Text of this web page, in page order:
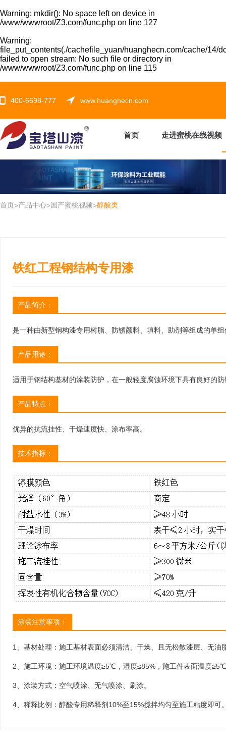
Warning: mkdir(): No space left on device in
/www/wwwroot/Z3.com/func.php on line 127
Warning:
file_put_contents(./cachefile_yuan/huanghecn.com/cache/14/
failed to open stream: No such file or directory in
/www/wwwroot/Z3.com/func.php on line 115
400-6698-777 www.huanghecn.com
首页 走进蜜桃在线视频
首页>产品中心>国产蜜桃视频>醇酸类
铁红工程钢结构专用漆
产品简介：
是一种由新型钢构漆专用树脂、防锈颜料、填料、助剂等组成的单
产品用途：
适用于钢结构基材的涂装防护，在一般轻度腐蚀环境下具有良好的
产品特点：
优异的抗流挂性、干燥速度快、涂布率高。
技术指标：
涂装注意事项：
1、基材处理：施工基材表面必须清洁、干燥、且无松散漆层、无油
2、施工环境：施工环境温度≥5℃，湿度≤85%，施工件表面温度
3、涂装方式：空气喷涂、无气喷涂、刷涂。
4、稀释比例：醇酸专用稀释剂10%至15%搅拌均匀至施工粘度即可
西安奥林匹克体育中心
发布时间：2021-03-23
项目概况：西安奥体中心体育馆是第十四
届全运会的场馆之一，于今年5月份竣
工。在全运会之前，这里将承担一系列测
浙江华泓新材料45万吨pdh
发布时间：2021-03-
或处于前期工作阶段
3000万吨。其中16个